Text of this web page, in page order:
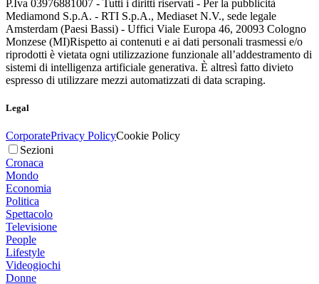
P.Iva 03976881007 - Tutti i diritti riservati - Per la pubblicità
Mediamond S.p.A. - RTI S.p.A., Mediaset N.V., sede legale
Amsterdam (Paesi Bassi) - Uffici Viale Europa 46, 20093 Cologno
Monzese (MI)Rispetto ai contenuti e ai dati personali trasmessi e/o
riprodotti è vietata ogni utilizzazione funzionale all’addestramento di
sistemi di intelligenza artificiale generativa. È altresì fatto divieto
espresso di utilizzare mezzi automatizzati di data scraping.
Legal
CorporatePrivacy PolicyCookie Policy
Sezioni
Cronaca
Mondo
Economia
Politica
Spettacolo
Televisione
People
Lifestyle
Videogiochi
Donne